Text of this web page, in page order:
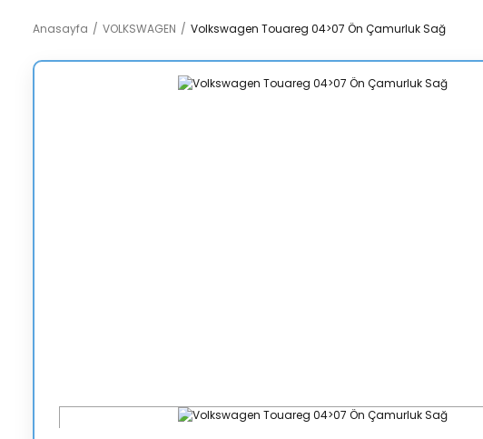
Anasayfa VOLKSWAGEN Volkswagen Touareg 04>07 Ön Çamurluk Sağ